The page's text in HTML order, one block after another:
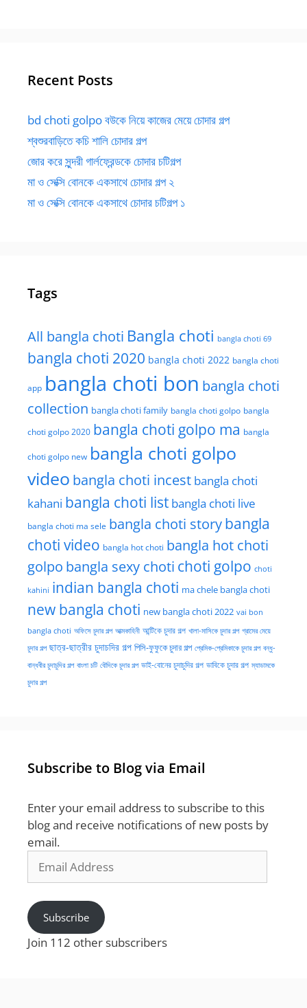
Recent Posts
bd choti golpo বউকে নিয়ে কাজের মেয়ে চোদার গল্প
শ্বশুরবাড়িতে কচি শালি চোদার গল্প
জোর করে সুন্দরী গার্লফ্রেন্ডকে চোদার চটিগল্প
মা ও সেক্সি বোনকে একসাথে চোদার গল্প ২
মা ও সেক্সি বোনকে একসাথে চোদার চটিগল্প ১
Tags
All bangla choti Bangla choti bangla choti 69
bangla choti 2020 bangla choti 2022 bangla choti
app bangla choti bon bangla choti
collection bangla choti family bangla choti golpo bangla
choti golpo 2020 bangla choti golpo ma bangla
choti golpo new bangla choti golpo
video bangla choti incest bangla choti
kahani bangla choti list bangla choti live
bangla choti ma sele bangla choti storybangla
choti video bangla hot choti bangla hot choti
golpo bangla sexy choti choti golpo choti
kahini indian bangla choti ma chele bangla choti
new bangla choti new bangla choti 2022 vai bon
bangla choti অফিসে চুদার গল্প আত্মকাহিনী আন্টিকে চুদার গল্প খালা-মাসিকে চুদার গল্প গ্রামের মেয়ে
চুদার গল্প ছাত্র-ছাত্রীর চুদাচদির গল্প পিসি-ফুফুকে চুদার গল্প প্রেমিক-প্রেমিকাকে চুদার গল্প বন্ধু-
বান্ধবীর চুদাচুদির গল্প বাংলা চটি বৌদিকে চুদার গল্প ভাই-বোনের চুদাচুদির গল্প ভাবিকে চুদার গল্প ম্যাডামকে
চুদার গল্প
Subscribe to Blog via Email
Enter your email address to subscribe to this
blog and receive notifications of new posts by
email.
Address
Subscribe
Join 112 other subscribers